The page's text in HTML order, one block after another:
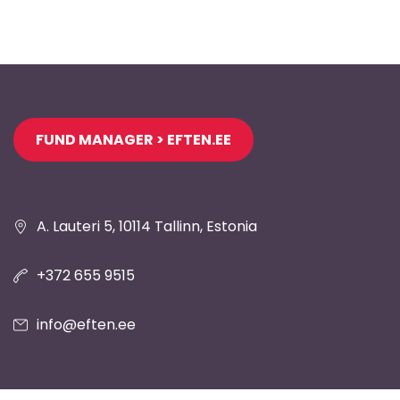
Jaluse
navigatsioon
A. Lauteri 5, 10114 Tallinn, Estonia
FUND MANAGER > EFTEN.EE
+372 655 9515
info@eften.ee